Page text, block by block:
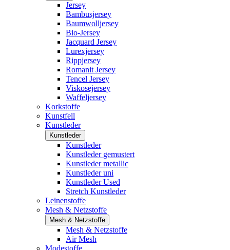
Jersey
Bambusjersey
Baumwolljersey
Bio-Jersey
Jacquard Jersey
Lurexjersey
Rippjersey
Romanit Jersey
Tencel Jersey
Viskosejersey
Waffeljersey
Korkstoffe
Kunstfell
Kunstleder
Kunstleder
Kunstleder
Kunstleder gemustert
Kunstleder metallic
Kunstleder uni
Kunstleder Used
Stretch Kunstleder
Leinenstoffe
Mesh & Netzstoffe
Mesh & Netzstoffe
Mesh & Netzstoffe
Air Mesh
Modestoffe